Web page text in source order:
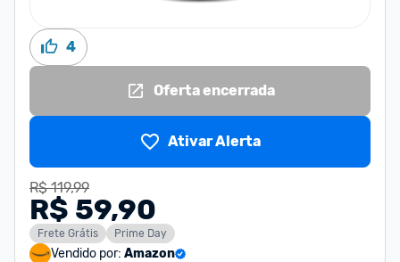
4
Oferta encerrada
Ativar Alerta
R$ 119,99
R$ 59,90
Frete Grátis Prime Day
Vendido por: Amazon